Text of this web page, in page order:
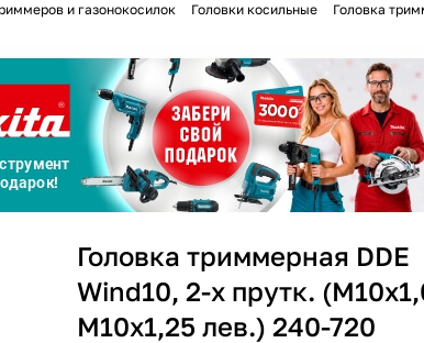
и газонокосилок Головки косильные Головка
Головка триммерная DDE
Wind10, 2-х прутк.
М10х1,25 лев.) 240-720
оплату
без переплат
платежей